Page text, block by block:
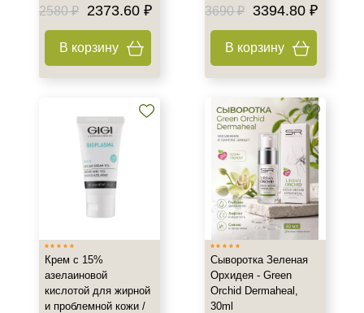
Пилинг
Форма выпуска
Флакон
2580 ₽
2373.60 ₽
В корзину
3690 ₽
3394.80 ₽
В корзину
Крем с 15%
азелаиновой
кислотой для жирной
и проблемной кожи /
Сыворотка Зеленая
Орхидея - Green
Orchid Dermaheal,
30ml